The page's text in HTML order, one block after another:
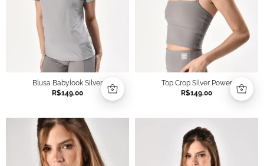
Blusa Babylook Silver
R$149,00
Top Crop Silver Power
R$149,00